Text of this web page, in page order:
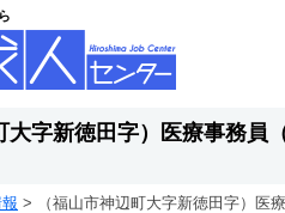
大字新徳田字）医療事務
> （福山市神辺町大字新徳田字）